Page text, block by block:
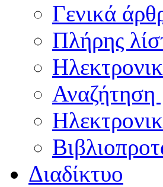
Γενικά
Πλήρης
Αναζήτηση
Διαδίκτυο